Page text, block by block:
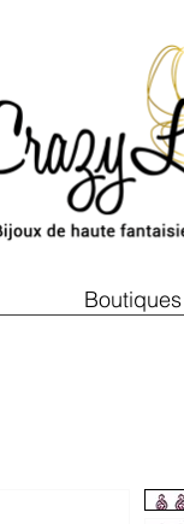
Boutiques